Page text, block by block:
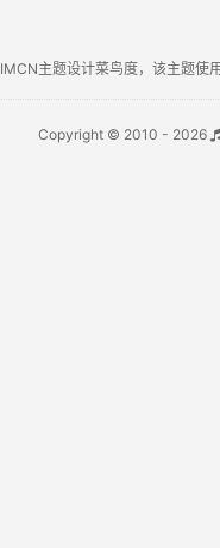
IMCN主题设计菜鸟度，该主题使
Copyright © 2010 - 2026